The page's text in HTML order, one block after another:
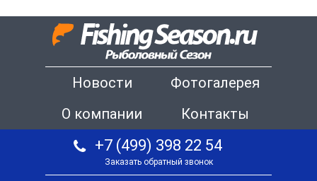
Новости
Фотогалерея
О компании
Контакты
+7 (499) 398 22 54
Заказать обратный звонок